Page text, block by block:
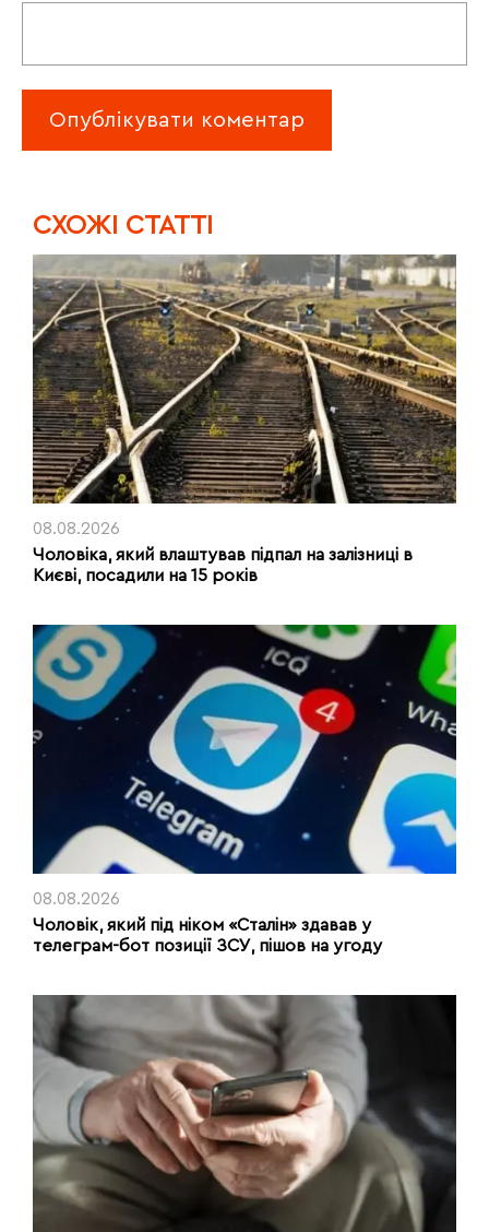
CХОЖІ СТАТТІ
08.08.2026
Чоловіка, який влаштував підпал на залізниці в
Києві, посадили на 15 років
08.08.2026
Чоловік, який під ніком «Сталін» здавав у
телеграм-бот позиції ЗСУ, пішов на угоду